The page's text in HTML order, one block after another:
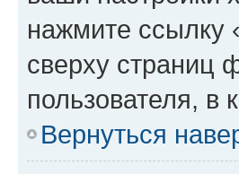
нажмите ссылку
сверху страниц
пользователя, в
Вернуться